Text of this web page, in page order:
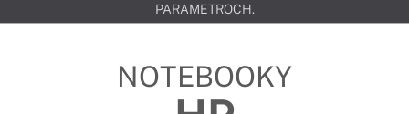
PARAMETROCH.
NOTEBOOKY